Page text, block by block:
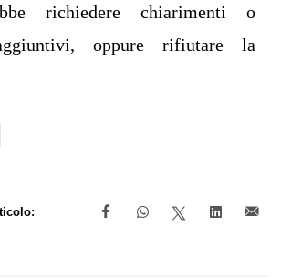
richiedere chiarimenti o
oppure rifiutare la